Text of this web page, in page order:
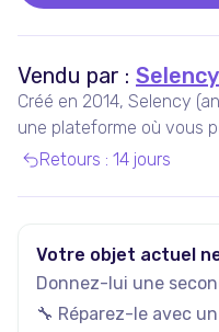
Vendu par : Selency
Créé en 2014, Selency
une plateforme où vous
mobilier et des
Retours : 14 jours
Votre objet actuel
Donnez-lui une
🔧 Réparez-le avec